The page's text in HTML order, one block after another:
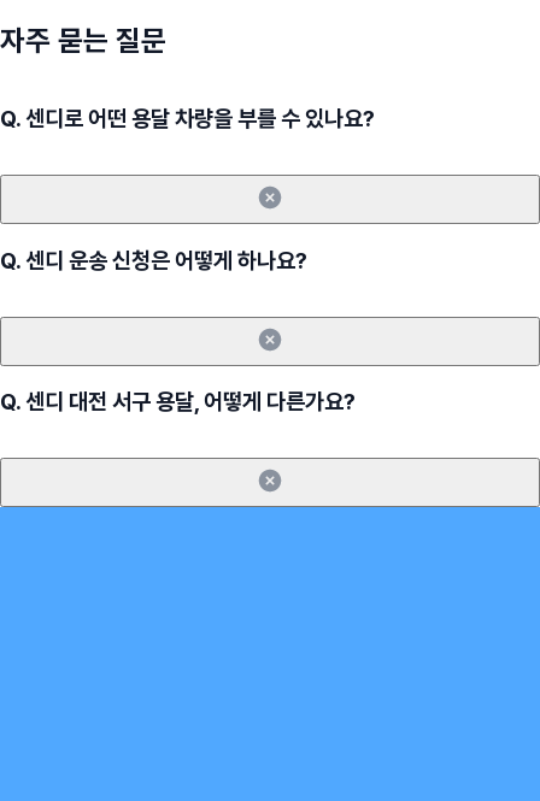
자주 묻는 질문
Q.센디로 어떤 용달 차량을 부를 수 있나요?
Q.센디 운송 신청은 어떻게 하나요?
Q.센디 대전 서구 용달, 어떻게 다른가요?